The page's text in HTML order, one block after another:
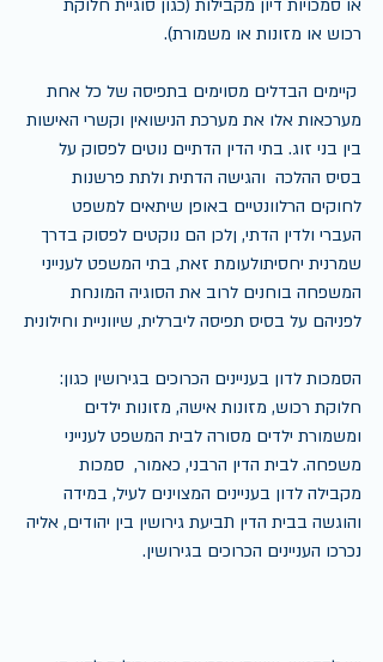
או סמכויות דיון מקבילות (כגון סוגיית חלוקת
רכוש או מזונות או משמורת).
קיימים הבדלים מסוימים בתפיסה של כל אחת
מערכאות אלו את מערכת הנישואין וקשרי האישות
בין בני זוג. בתי הדין הדתיים נוטים לפסוק על
בסיס ההלכה  והגישה הדתית ולתת פרשנות
לחוקים הרלוונטיים באופן שיתאים למשפט
העברי ולדין הדתי, ןלכן הם נוקטים לפסוק בדרך
שמרנית יחסיתולעומת זאת, בתי המשפט לענייני
המשפחה בוחנים לרוב את הסוגיה המונחת
לפניהם על בסיס תפיסה ליברלית, שיווניית וחילונית
הסמכות לדון בעניינים הכרוכים בגירושין כגון:
חלוקת רכוש, מזונות אישה, מזונות ילדים
ומשמורת ילדים מסורה לבית המשפט לענייני
משפחה. לבית הדין הרבני, כאמור,  סמכות
מקבילה לדון בעניינים המצוינים לעיל, במידה
והוגשה בבית הדין תביעת גירושין בין יהודים, אליה
נכרכו העניינים הכרוכים בגירושין.